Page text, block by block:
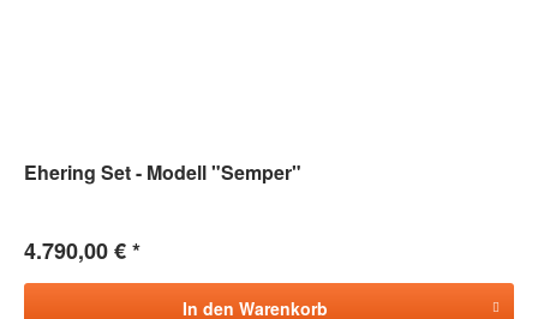
Ehering Set - Modell "Semper"
4.790,00 € *
In den Warenkorb